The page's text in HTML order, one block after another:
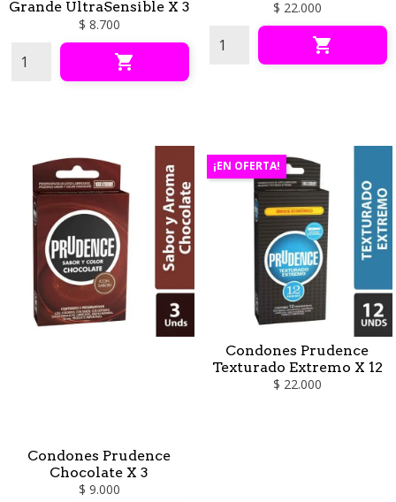
Grande UltraSensible X 3
$ 8.700

$ 22.000

Condones Prudence
Chocolate X 3
$ 9.000
Condones Prudence
Texturado Extremo X 12
$ 22.000
¡EN OFERTA!